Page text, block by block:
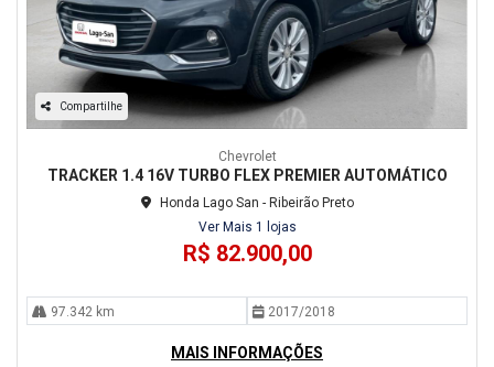
Compartilhe
Chevrolet
TRACKER 1.4 16V TURBO FLEX PREMIER AUTOMÁTICO
Honda Lago San - Ribeirão Preto
Ver Mais 1 lojas
R$ 82.900,00
97.342 km 2017/2018
MAIS INFORMAÇÕES